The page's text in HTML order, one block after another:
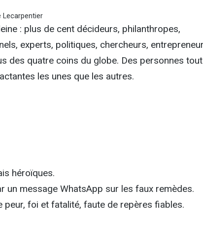
Lecarpentier
: plus de cent décideurs, philanthropes,
experts, politiques, chercheurs,
des quatre coins du globe. Des personnes
les unes que les autres.
héroïques.
un message WhatsApp sur les faux remèdes.
peur, foi et fatalité, faute de repères fiables.